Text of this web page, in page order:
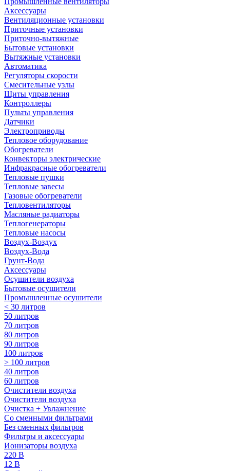
Аксессуары
Вентиляционные установки
Приточные установки
Приточно-вытяжные
Бытовые установки
Вытяжные установки
Автоматика
Регуляторы скорости
Смесительные узлы
Щиты управления
Контроллеры
Пульты управления
Датчики
Электроприводы
Тепловое оборудование
Обогреватели
Конвекторы электрические
Инфракрасные обогреватели
Тепловые пушки
Тепловые завесы
Газовые обогреватели
Тепловентиляторы
Масляные радиаторы
Теплогенераторы
Тепловые насосы
Воздух-Воздух
Воздух-Вода
Грунт-Вода
Аксессуары
Осушители воздуха
Бытовые осушители
Промышленные осушители
< 30 литров
50 литров
70 литров
80 литров
90 литров
100 литров
> 100 литров
40 литров
60 литров
Очистители воздуха
Очистители воздуха
Очистка + Увлажнение
Cо сменными фильтрами
Без сменных фильтров
Фильтры и аксессуары
Ионизаторы воздуха
220 В
12 В